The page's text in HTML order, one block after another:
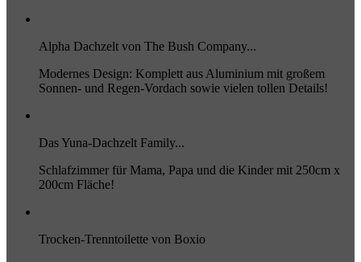
Alpha Dachzelt von The Bush Company...
Modernes Design: Komplett aus Aluminium mit großem
Sonnen- und Regen-Vordach sowie vielen tollen Details!
Das Yuna-Dachzelt Family...
Schlafzimmer für Mama, Papa und die Kinder mit 250cm x
200cm Fläche!
Trocken-Trenntoilette von Boxio